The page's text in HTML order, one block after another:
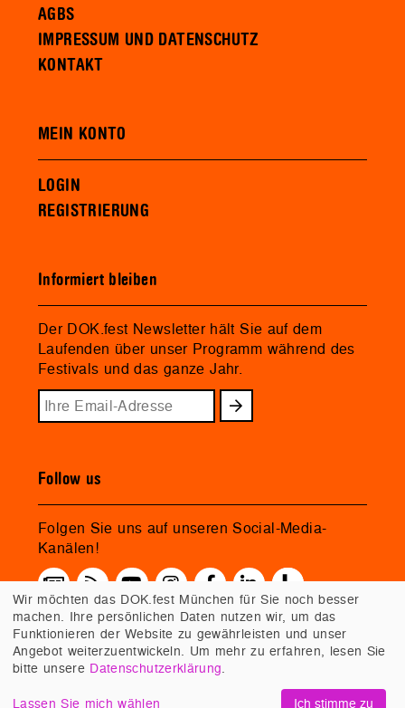
AGBS
IMPRESSUM UND DATENSCHUTZ
KONTAKT
MEIN KONTO
LOGIN
REGISTRIERUNG
Informiert bleiben
Der DOK.fest Newsletter hält Sie auf dem
Laufenden über unser Programm während des
Festivals und das ganze Jahr.
Follow us
Folgen Sie uns auf unseren Social-Media-
Kanälen!
Wir möchten das DOK.fest München für Sie noch besser
machen. Ihre persönlichen Daten nutzen wir, um das
Funktionieren der Website zu gewährleisten und unser
Angebot weiterzuentwickeln. Um mehr zu erfahren, lesen Sie
bitte unsere Datenschutzerklärung.
Lassen Sie mich wählen Ich stimme zu